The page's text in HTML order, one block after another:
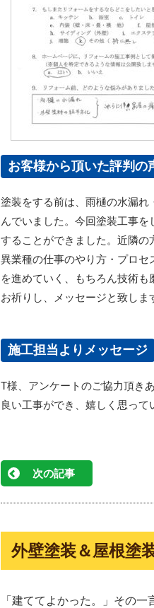
お客様から頂いた評判の
塗装をする前は、雨樋の水漏
んでいました。今回塗装工事
することができました。近隣の
異業種の仕事のやり方・プロ
を進めていく、もちろん技術
お祈りし、メッセージと致しま
施工担当よりメッセージ
T様、アンケートのご協力頂き
良い工事ができ、嬉しく思って
次の記事
外壁塗装＆屋根塗
「建ててよかった。」その